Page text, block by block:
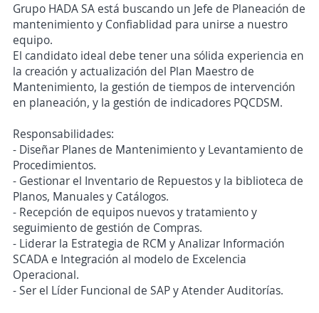
Grupo HADA SA está buscando un Jefe de Planeación de
mantenimiento y Confiablidad para unirse a nuestro
equipo.
El candidato ideal debe tener una sólida experiencia en
la creación y actualización del Plan Maestro de
Mantenimiento, la gestión de tiempos de intervención
en planeación, y la gestión de indicadores PQCDSM.
Responsabilidades:
- Diseñar Planes de Mantenimiento y Levantamiento de
Procedimientos.
- Gestionar el Inventario de Repuestos y la biblioteca de
Planos, Manuales y Catálogos.
- Recepción de equipos nuevos y tratamiento y
seguimiento de gestión de Compras.
- Liderar la Estrategia de RCM y Analizar Información
SCADA e Integración al modelo de Excelencia
Operacional.
- Ser el Líder Funcional de SAP y Atender Auditorías.